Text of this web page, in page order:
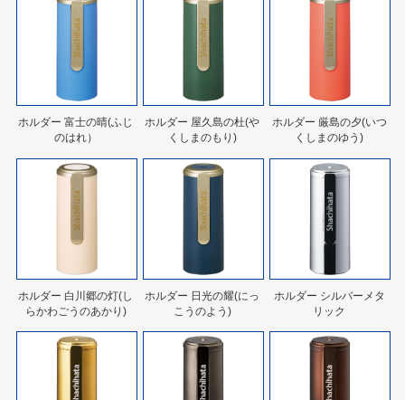
ホルダー 富士の晴(ふじ
のはれ）
ホルダー 屋久島の杜(や
くしまのもり)
ホルダー 厳島の夕(いつ
くしまのゆう)
ホルダー 白川郷の灯(し
らかわごうのあかり)
ホルダー 日光の耀(にっ
こうのよう)
ホルダー シルバーメタ
リック